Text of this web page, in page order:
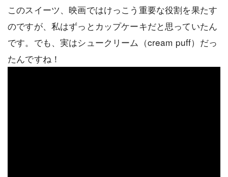
このスイーツ、映画ではけっこう重要な役割を果たす
のですが、私はずっとカップケーキだと思っていたん
です。でも、実はシュークリーム（cream puff）だっ
たんですね！